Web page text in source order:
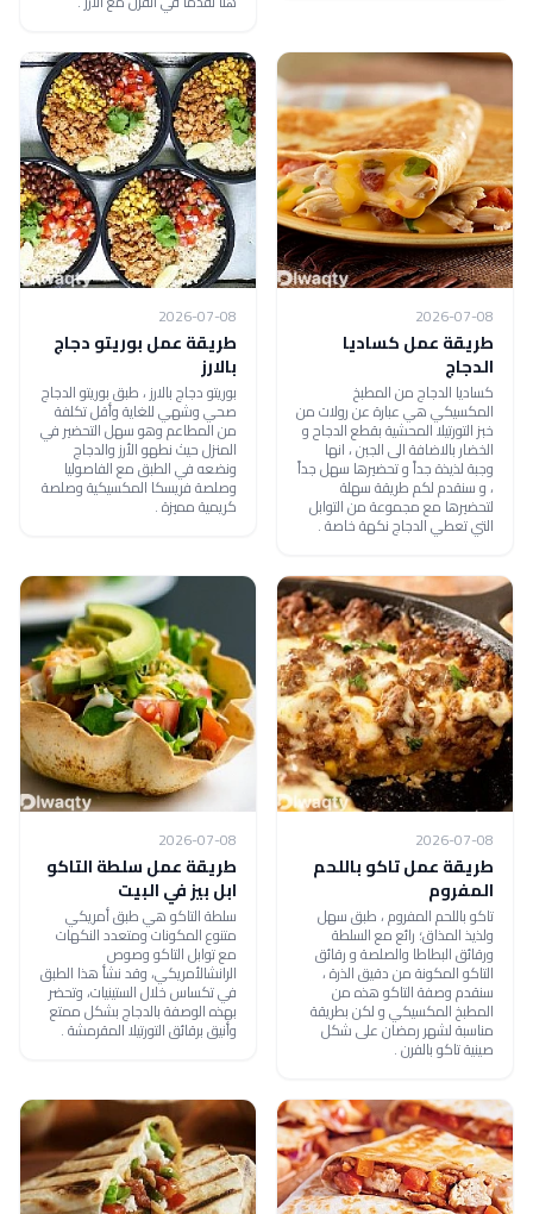
2026-07-08
طريقة عمل كساديا
الدجاج
كساديا الدجاج من المطبخ
المكسيكي هي عبارة عن رولات من
خبز التورتيلا المحشية بقطع الدجاح و
الخضار بالاضافة الى الجبن ، انها
وجبة لذيذة جداً و تحضيرها سهل جداً
، و سنقدم لكم طريقة سهلة
لتحضيرها مع مجموعة من التوابل
التي تعطي الدجاج نكهة خاصة .
2026-07-08
طريقة عمل بوريتو دجاج
بالارز
بوريتو دجاج بالارز ، طبق بوريتو الدجاج
صحي وشهي للغاية وأقل تكلفة
من المطاعم وهو سهل التحضير في
المنزل حيث نطهو الأرز والدجاج
ونضعه في الطبق مع الفاصوليا
وصلصة فريسكا المكسيكية وصلصة
كريمية مميزة .
2026-07-08
طريقة عمل تاكو باللحم
المفروم
تاكو باللحم المفروم ، طبق سهل
ولذيذ المذاق؛ رائع مع السلطة
ورقائق البطاطا والصلصة و رقائق
التاكو المكونة من دقيق الذرة ،
سنقدم وصفة التاكو هذه من
المطبخ المكسيكي و لكن بطريقة
مناسبة لشهر رمضان على شكل
صينية تاكو بالفرن .
2026-07-08
طريقة عمل سلطة التاكو
ابل بيز في البيت
سلطة التاكو هي طبق أمريكي
متنوع المكونات ومتعدد النكهات
مع توابل التاكو وصوص
الرانشالأمريكي، وقد نشأ هذا الطبق
في تكساس خلال الستينيات، وتحضر
بهذه الوصفة بالدجاج بشكل ممتع
وأنيق برقائق التورتيلا المقرمشة .